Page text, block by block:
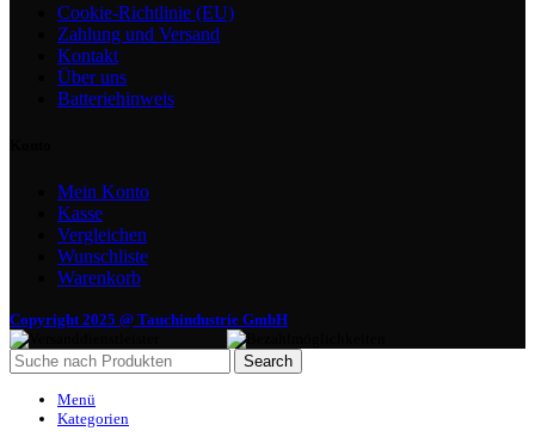
Cookie-Richtlinie (EU)
Zahlung und Versand
Kontakt
Über uns
Batteriehinweis
Mein Konto
Kasse
Vergleichen
Wunschliste
Warenkorb
Copyright 2025 @ Tauchindustrie GmbH
Search
Menü
Kategorien